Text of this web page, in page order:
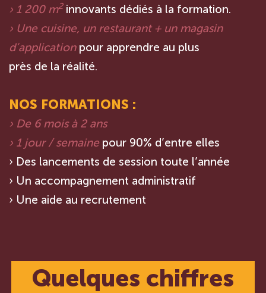
› 1 200 m2innovants dédiés à la formation.
› Une cuisine, un restaurant + un magasin
d’applicationpour apprendre au plus
près de la réalité.
NOS FORMATIONS :
› De 6 mois à 2 ans
› 1 jour / semainepour 90% d’entre elles
› Des lancements de session toute l’année
› Un accompagnement administratif
› Une aide au recrutement
Quelques chiffres